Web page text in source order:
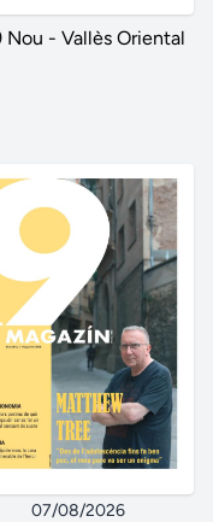
Nou - Vallès Oriental
07/08/2026